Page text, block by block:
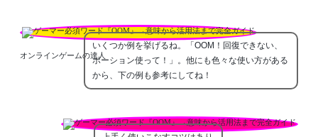
オンラインゲームの達人
いくつか例を挙げるね。「OOM！回復できない、
ポーション使って！」。他にも色々な使い方がある
から、下の例も参考にしてね！